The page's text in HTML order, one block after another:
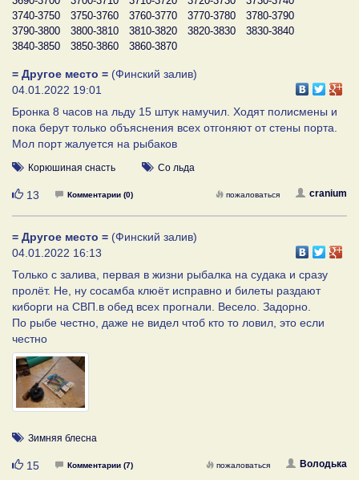
3740-3750
3750-3760 3760-3770 3770-3780
3780-3790
3790-3800
3800-3810 3810-3820 3820-3830
3830-3840
3840-3850
3850-3860 3860-3870
= Другое место = (Финский залив)
04.01.2022 19:01
Бронка 8 часов на льду 15 штук намучил. Ходят полисмены и
пока берут только объяснения всех отгоняют от стены порта.
Мол порт жалуется на рыбаков
Корюшиная снасть Со льда
Нравится
13 Комментарии (0) cranium
пожаловаться
= Другое место = (Финский залив)
04.01.2022 16:13
Только с залива, первая в жизни рыбалка на судака и сразу
пролёт. Не, ну сосамба клюёт исправно и билеты раздают
киборги на СВП.в обед всех прогнали. Весело. Задорно.
По рыбе честно, даже не видел чтоб кто то ловил, это если
честно
Зимняя блесна
Нравится
15 Комментарии (7) Володька
пожаловаться